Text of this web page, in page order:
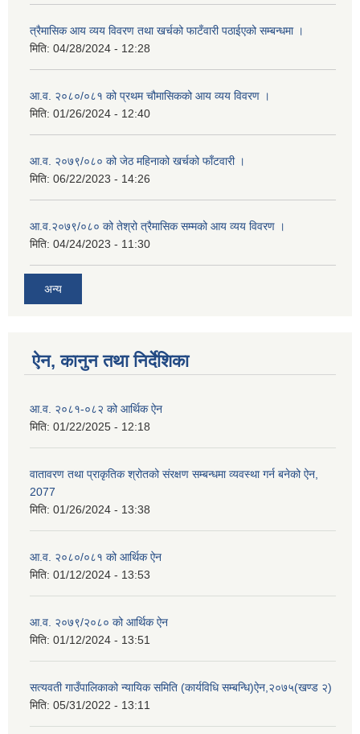
त्रैमासिक आय व्यय विवरण तथा खर्चको फाटँवारी पठाईएको सम्बन्धमा ।
मिति: 04/28/2024 - 12:28
आ.व. २०८०/०८१ को प्रथम चौमासिकको आय व्यय विवरण ।
मिति: 01/26/2024 - 12:40
आ.व. २०७९/०८० को जेठ महिनाको खर्चको फाँटवारी ।
मिति: 06/22/2023 - 14:26
आ.व.२०७९/०८० को तेश्रो त्रैमासिक सम्मको आय व्यय विवरण ।
मिति: 04/24/2023 - 11:30
अन्य
ऐन, कानुन तथा निर्देशिका
आ.व. २०८१-०८२ को आर्थिक ऐन
मिति: 01/22/2025 - 12:18
वातावरण तथा प्राकृतिक श्रोतको संरक्षण सम्बन्धमा व्यवस्था गर्न बनेको ऐन,
2077
मिति: 01/26/2024 - 13:38
आ.व. २०८०/०८१ को आर्थिक ऐन
मिति: 01/12/2024 - 13:53
आ.व. २०७९/२०८० को आर्थिक ऐन
मिति: 01/12/2024 - 13:51
सत्यवती गाउँपालिकाको न्यायिक समिति (कार्यविधि सम्बन्धि)ऐन,२०७५(खण्ड २)
मिति: 05/31/2022 - 13:11